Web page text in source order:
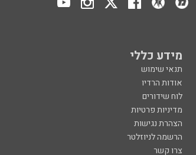
מידע כללי
תנאי שימוש
אודות הרדיו
לוח שידורים
מדיניות פרטיות
הצהרת נגישות
הרשמה לניוזלטר
צרו קשר